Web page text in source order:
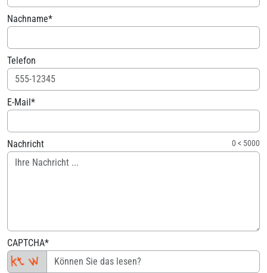
Nachname*
Telefon
E-Mail*
0 < 5000
Nachricht
CAPTCHA*